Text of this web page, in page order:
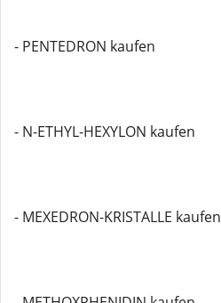
- PENTEDRON kaufen
- N-ETHYL-HEXYLON kaufen
- MEXEDRON-KRISTALLE kaufen